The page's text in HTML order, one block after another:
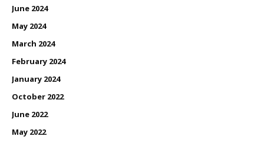
June 2024
May 2024
March 2024
February 2024
January 2024
October 2022
June 2022
May 2022